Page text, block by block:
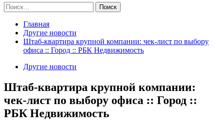
Найти:
Главная
Другие новости
Штаб-квартира крупной компании: чек-лист по выбору
офиса :: Город :: РБК Недвижимость
Другие новости
Штаб-квартира крупной компании:
чек-лист по выбору офиса :: Город ::
РБК Недвижимость